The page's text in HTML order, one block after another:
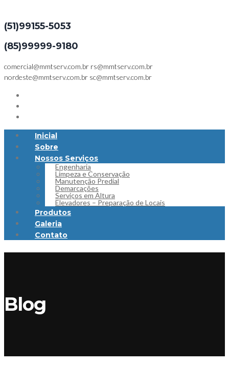
(51)99155-5053
(85)99999-9180
comercial@mmtserv.com.br rs@mmtserv.com.br
nordeste@mmtserv.com.br sc@mmtserv.com.br
Inicial
Sobre
Nossos Serviços
Engenharia
Limpeza e Conservação
Manutenção Predial
Demarcações
Serviços em Altura
Elevadores – Preparação de Locais
Produtos
Galeria
Contato
Blog